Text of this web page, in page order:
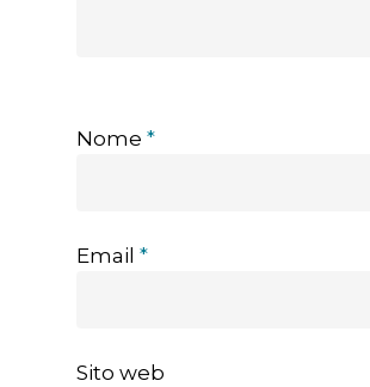
Nome *
Email *
Sito web